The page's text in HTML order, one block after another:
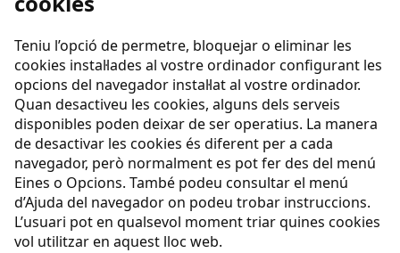
Teniu l’opció de permetre, bloquejar o eliminar les
cookies instal·lades al vostre ordinador configurant les
opcions del navegador instal·lat al vostre ordinador.
Quan desactiveu les cookies, alguns dels serveis
disponibles poden deixar de ser operatius. La manera
de desactivar les cookies és diferent per a cada
navegador, però normalment es pot fer des del menú
Eines o Opcions. També podeu consultar el menú
d’Ajuda del navegador on podeu trobar instruccions.
L’usuari pot en qualsevol moment triar quines cookies
vol utilitzar en aquest lloc web.